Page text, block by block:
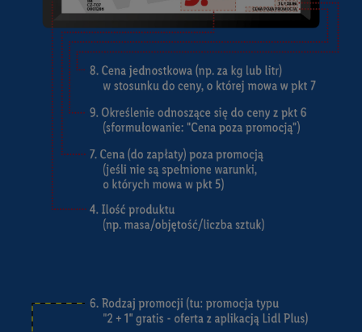
tak, Utiq udostępni adres IP użytkownika operatorowi sieci,
który utworzy identyfikator dla Utiq przy użyciu adresu IP i
numeru referencyjnego konta klienta, takiego jak numer
telefonu komórkowego. Identyfikator ten zostanie
wykorzystany do rozpoznania użytkownika i zebrania
informacji o sposobie korzystania przez niego z usług Lidl. W
szczególności technologia ta może być również
wykorzystywana do rozpoznawania użytkownika w usługach
obsługiwanych przez podmioty trzecie, abyśmy mogli
wyświetlać mu tam spersonalizowane reklamy. Zgodę na
korzystanie z technologii Utiq można wycofać w dowolnym
momencie za pośrednictwem portalu ochronydanych Utiq
(wyłącznie w odniesieniu usług Lidl). Więcej informacji
można znaleźć wpolityce prywatności Utiq.